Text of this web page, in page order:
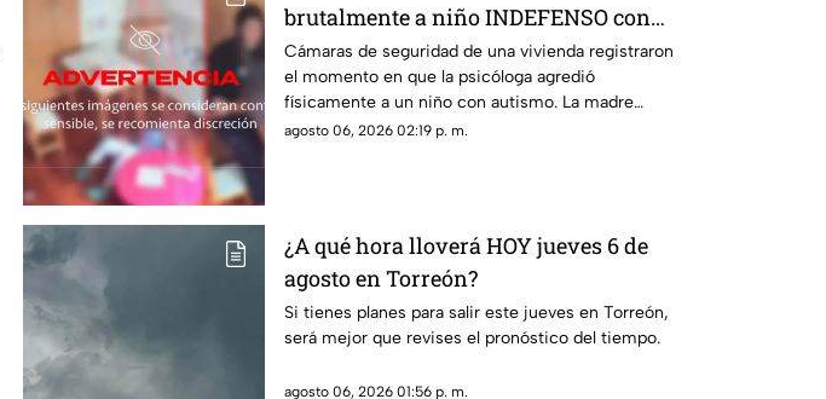
brutalmente a niño INDEFENSO con
autismo y epilepsia
Cámaras de seguridad de una vivienda registraron
el momento en que la psicóloga agredió
físicamente a un niño con autismo. La madre
interpuso la denuncia. Véase con precaución.
agosto 06, 2026 02:19 p. m.
¿A qué hora lloverá HOY jueves 6 de
agosto en Torreón?
Si tienes planes para salir este jueves en Torreón,
será mejor que revises el pronóstico del tiempo.
agosto 06, 2026 01:56 p. m.